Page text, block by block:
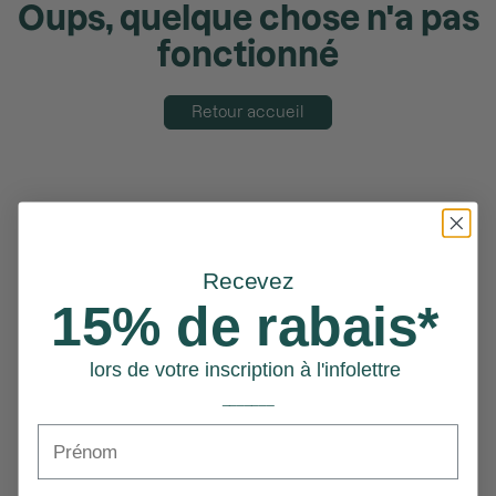
Oups, quelque chose n'a pas
fonctionné
Retour accueil
Recevez
15% de rabais*
lors de votre inscription à l'infolettre